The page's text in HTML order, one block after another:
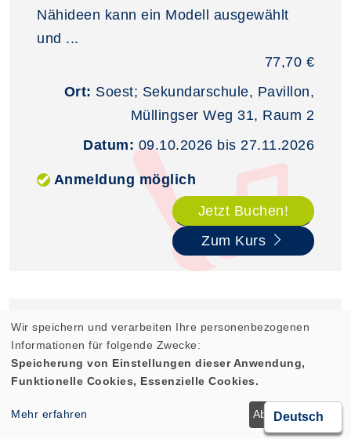
Nähideen kann ein Modell ausgewählt
und ...
77,70 €
Ort: Soest; Sekundarschule, Pavillon,
Müllingser Weg 31, Raum 2
Datum: 09.10.2026 bis 27.11.2026
Anmeldung möglich
Jetzt Buchen!
Zum Kurs
HERBSTLICHES
AQUARELLWOCHENENDE FÜR
ANFÄNGER/-INNEN
Sie möchten die Welt der Aquarellfarben
entdecken und selbst kreativ werden? In
Wir speichern und verarbeiten Ihre personenbezogenen
Informationen für folgende Zwecke:
Speicherung von Einstellungen dieser Anwendung,
Funktionelle Cookies, Essenzielle Cookies.
Mehr erfahren Ablehnen OK